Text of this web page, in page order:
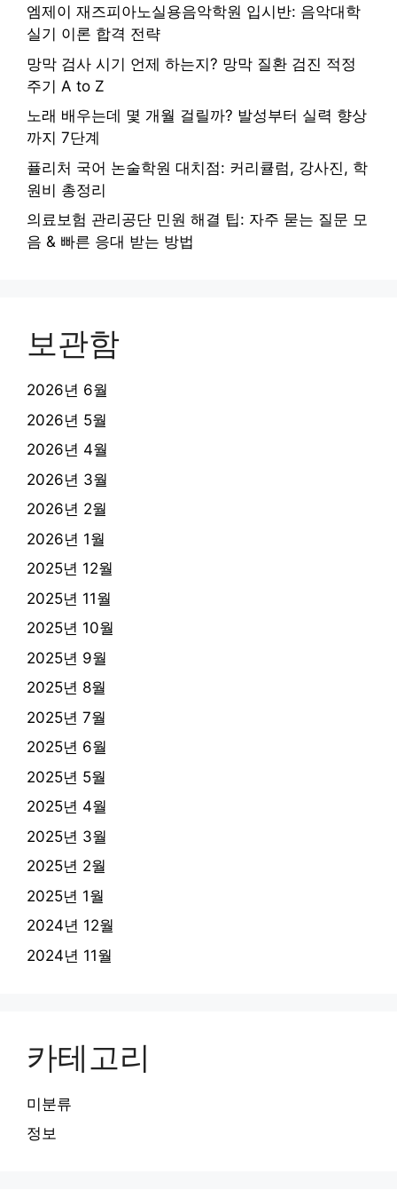
엠제이 재즈피아노실용음악학원 입시반: 음악대학
실기 이론 합격 전략
망막 검사 시기 언제 하는지? 망막 질환 검진 적정
주기 A to Z
노래 배우는데 몇 개월 걸릴까? 발성부터 실력 향상
까지 7단계
퓰리처 국어 논술학원 대치점: 커리큘럼, 강사진, 학
원비 총정리
의료보험 관리공단 민원 해결 팁: 자주 묻는 질문 모
음 & 빠른 응대 받는 방법
보관함
2026년 6월
2026년 5월
2026년 4월
2026년 3월
2026년 2월
2026년 1월
2025년 12월
2025년 11월
2025년 10월
2025년 9월
2025년 8월
2025년 7월
2025년 6월
2025년 5월
2025년 4월
2025년 3월
2025년 2월
2025년 1월
2024년 12월
2024년 11월
카테고리
미분류
정보